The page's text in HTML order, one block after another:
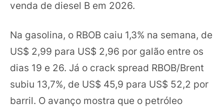
venda de diesel B em 2026.
Na gasolina, o RBOB caiu 1,3% na semana, de
US$ 2,99 para US$ 2,96 por galão entre os
dias 19 e 26. Já o crack spread RBOB/Brent
subiu 13,7%, de US$ 45,9 para US$ 52,2 por
barril. O avanço mostra que o petróleo